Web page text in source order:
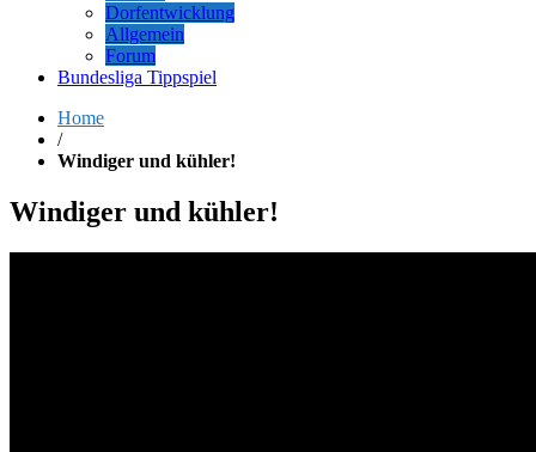
Dorfentwicklung
Allgemein
Forum
Bundesliga Tippspiel
Home
/
Windiger und kühler!
Windiger und kühler!